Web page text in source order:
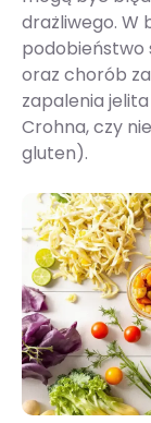
drażliwego. W
podobieństwo
oraz chorób
zapalenia
Crohna, czy
gluten).